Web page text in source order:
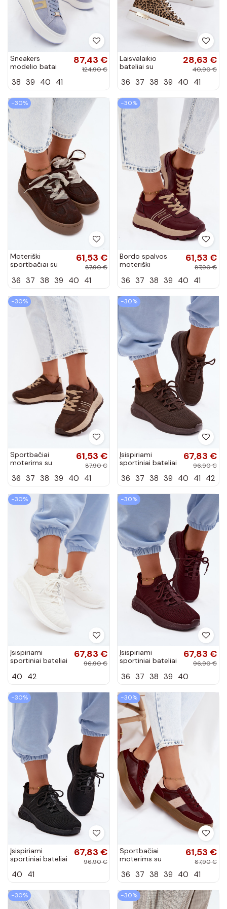
Sneakers
modelio batai
platforma
zomšosoĮa
mėlynos spalvos
87,43 €
124,90 €
38 39 40 41
Laisvalaikio
bateliai su
leopardo kailio
28,63 €
40,90 €
36 37 38 39 40 41
−30%
Moteriški
sportbačiai su
puošniais
UU274004
61,53 €
87,90 €
36 37 38 39 40 41
−30%
Bordo spalvos
moteriški
platforma Big Star
61,53 €
87,90 €
36 37 38 39 40 41
−30%
Sportbačiai
moterims su
UU274040
61,53 €
87,90 €
36 37 38 39 40 41
−30%
Įsispiriami
sportiniai bateliai
Star UU274055
67,83 €
96,90 €
36 37 38 39 40 41 42
−30%
Įsispiriami
sportiniai bateliai
Star UU274056
67,83 €
96,90 €
40 42
−30%
Įsispiriami
sportiniai bateliai
Star UU274053
67,83 €
96,90 €
36 37 38 39 40
−30%
Įsispiriami
sportiniai bateliai
Star UU274057
67,83 €
96,90 €
40 41
−30%
Sportbačiai
moterims su
UU274013 bordo
61,53 €
87,90 €
36 37 38 39 40 41
−30% −30%